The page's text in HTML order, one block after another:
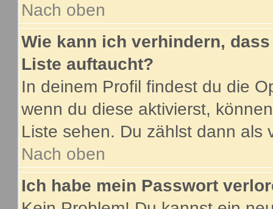
Nach oben
Wie kann ich verhindern,
Liste auftaucht?
In deinem Profil findest du die
wenn du diese aktivierst,
Liste sehen. Du zählst dann als
Nach oben
Ich habe mein Passwort